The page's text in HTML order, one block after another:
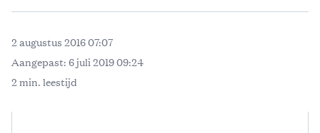
2 augustus 2016 07:07
Aangepast: 6 juli 2019 09:24
2 min. leestijd